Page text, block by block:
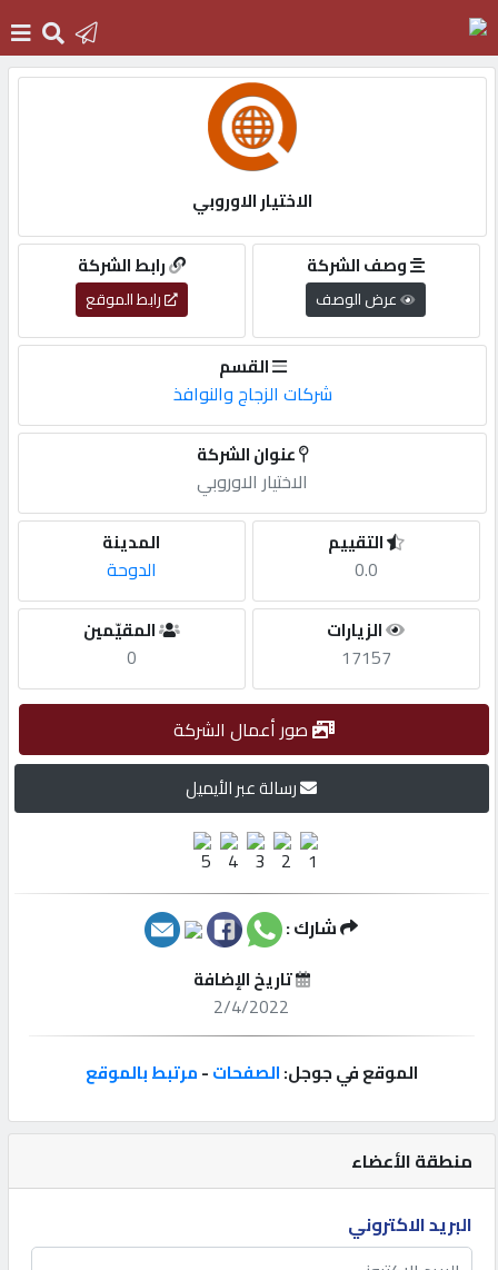
التسجيل
English
أضف
طلب
مميزة
إتصل
إعلانات
المنتدى
منطقة الأعضاء
البريد الاكتروني
الاختيار الاوروبي
رابط الشركة
رابط الموقع
وصف الشركة
عرض الوصف
القسم
شركات الزجاج والنوافذ
عنوان الشركة
الاختيار الاوروبي
المدينة
الدوحة
التقييم
0.0
المقيّمين
0
الزيارات
17157
صور أعمال الشركة
رسالة عبر الأيميل
شارك :
تاريخ الإضافة
2/4/2022
الموقع في جوجل:الصفحات-مرتبط بالموقع